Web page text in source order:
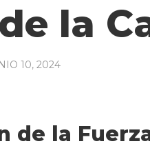
la
10, 2024
de la